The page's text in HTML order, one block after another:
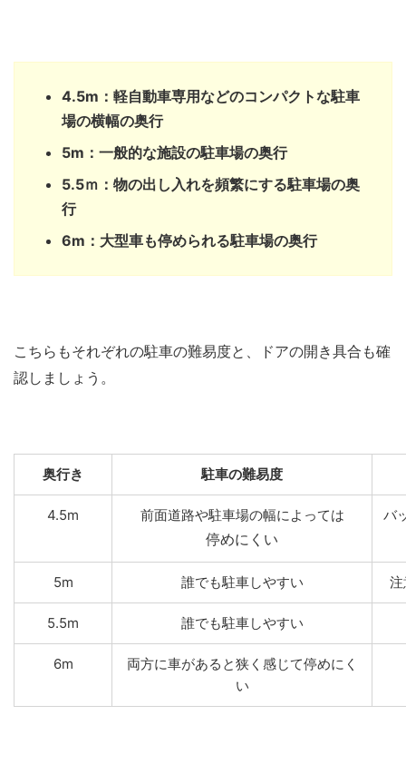
4.5m：軽自動車専用などのコンパクトな駐車
場の横幅の奥行
5m：一般的な施設の駐車場の奥行
5.5ｍ：物の出し入れを頻繁にする駐車場の奥
行
6m：大型車も停められる駐車場の奥行
こちらもそれぞれの駐車の難易度と、ドアの開き具合も確
認しましょう。
奥行き 駐車の難易度
4.5m 前面道路や駐車場の幅によっては
停めにくい
バ
5m 誰でも駐車しやすい
5.5m 誰でも駐車しやすい
6m
両方に車があると狭く感じて停めにく
い